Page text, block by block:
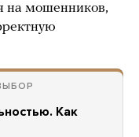
на мошенников,
Как